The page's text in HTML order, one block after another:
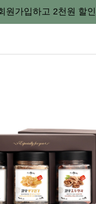
원가입하고 2천원 할